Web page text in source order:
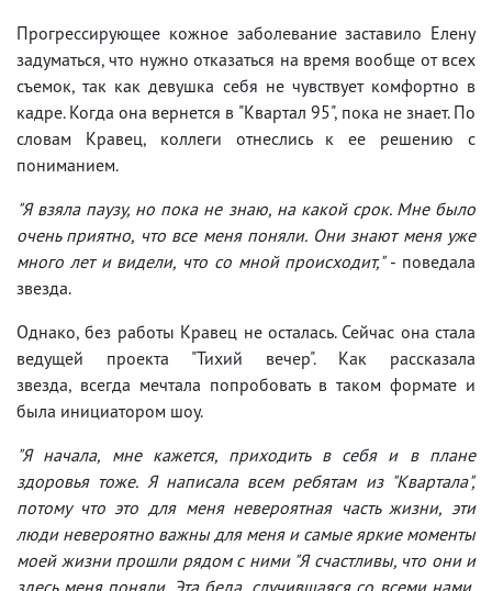
Прогрессирующее кожное заболевание заставило Елену
задуматься, что нужно отказаться на время вообще от всех
съемок, так как девушка себя не чувствует комфортно в
кадре. Когда она вернется в "Квартал 95", пока не знает. По
словам Кравец, коллеги отнеслись к ее решению с
пониманием.
"Я взяла паузу, но пока не знаю, на какой срок. Мне было
очень приятно, что все меня поняли. Они знают меня уже
много лет и видели, что со мной происходит,"- поведала
звезда.
Однако, без работы Кравец не осталась. Сейчас она стала
ведущей проекта "Тихий вечер". Как рассказала
звезда, всегда мечтала попробовать в таком формате и
была инициатором шоу.
"Я начала, мне кажется, приходить в себя и в плане
здоровья тоже. Я написала всем ребятам из "Квартала",
потому что это для меня невероятная часть жизни, эти
люди невероятно важны для меня и самые яркие моменты
моей жизни прошли рядом с ними "Я счастливы, что они и
здесь меня поняли. Эта беда, случившаяся со всеми нами,